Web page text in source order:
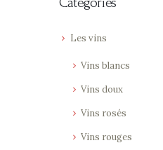
Les vins
Vins blancs
Vins doux
Vins rosés
Vins rouges